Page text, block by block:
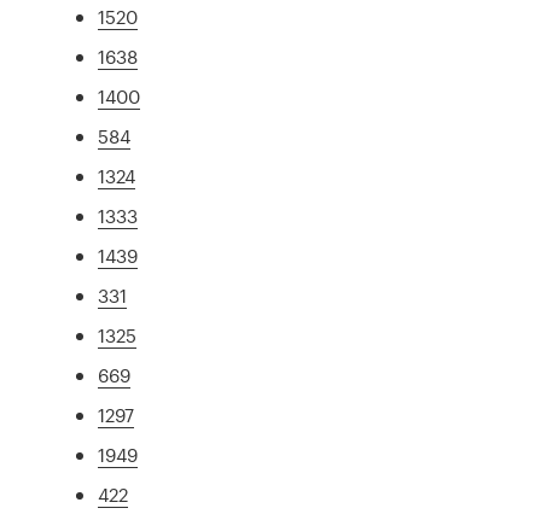
1520
1638
1400
584
1324
1333
1439
331
1325
669
1297
1949
422